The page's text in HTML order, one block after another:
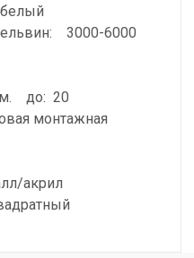
3000-6000
до: 20
монтажная
акрил